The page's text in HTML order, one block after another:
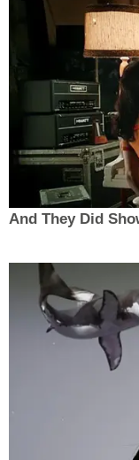
And They Did